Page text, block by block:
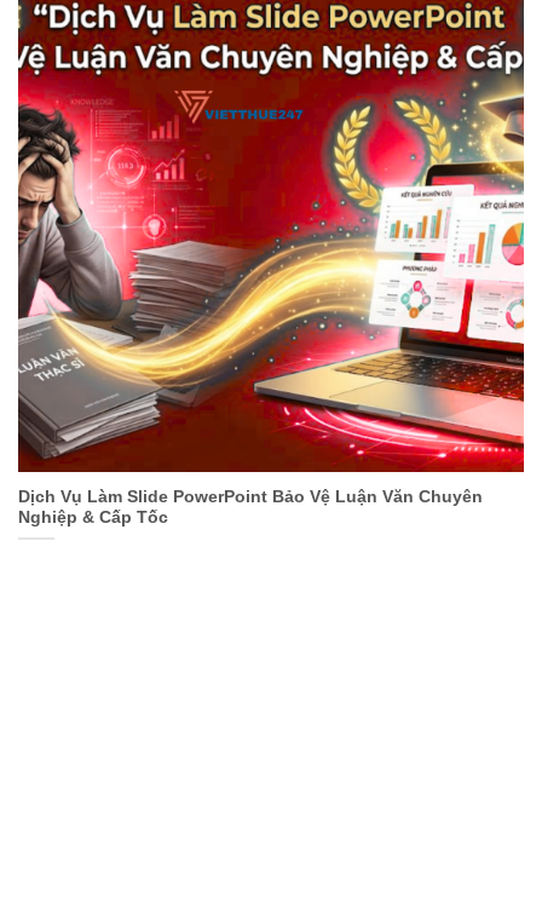
Dịch Vụ Làm Slide PowerPoint Bảo Vệ Luận Văn Chuyên
Nghiệp & Cấp Tốc